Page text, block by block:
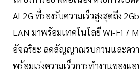
AI 2G ที่รองรับความเร็วสูงสุดถึง
LAN มาพร้อมเทคโนโลยี Wi-Fi 7
อัจฉริยะ ลดสัญญาณรบกวนและคว
พร้อมเร่งความเร็วการทำงานของ